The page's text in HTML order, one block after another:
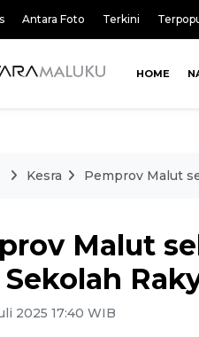
Antara Foto Terkini
HOME
Kesra Pemprov Malut
Malut
2025 17:40 WIB